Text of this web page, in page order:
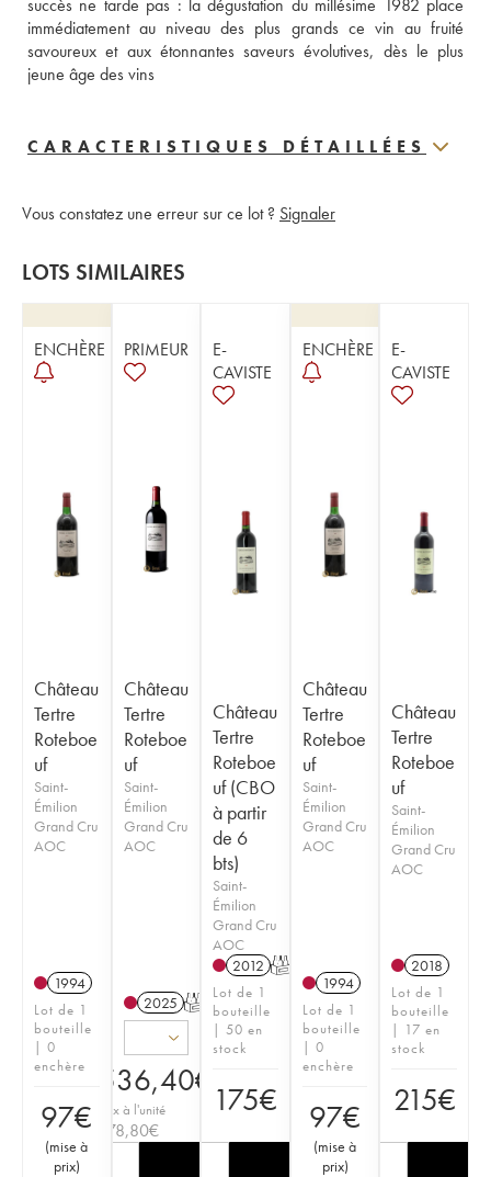
succès ne tarde pas : la dégustation du millésime 1982 place
immédiatement au niveau des plus grands ce vin au fruité
savoureux et aux étonnantes saveurs évolutives, dès le plus
jeune âge des vins
CARACTERISTIQUES DÉTAILLÉES
Vous constatez une erreur sur ce lot ? Signaler
LOTS SIMILAIRES
ENCHÈRE
Château
Tertre
Roteboe
uf
Saint-
Émilion
Grand Cru
AOC
1994
Lot de 1
bouteille
| 0
enchère
97€
(mise à
prix)
PRIMEUR
Château
Tertre
Roteboe
uf
Saint-
Émilion
Grand Cru
AOC
2025 T
536,40€
Prix à l'unité
178,80€
E-
CAVISTE
Château
Tertre
Roteboe
uf (CBO
à partir
de 6
bts)
Saint-
Émilion
Grand Cru
AOC
2012 T
Lot de 1
bouteille
| 50 en
stock
175€
ENCHÈRE
Château
Tertre
Roteboe
uf
Saint-
Émilion
Grand Cru
AOC
1994
Lot de 1
bouteille
| 0
enchère
97€
(mise à
prix)
E-
CAVISTE
Château
Tertre
Roteboe
uf
Saint-
Émilion
Grand Cru
AOC
2018
Lot de 1
bouteille
| 17 en
stock
215€